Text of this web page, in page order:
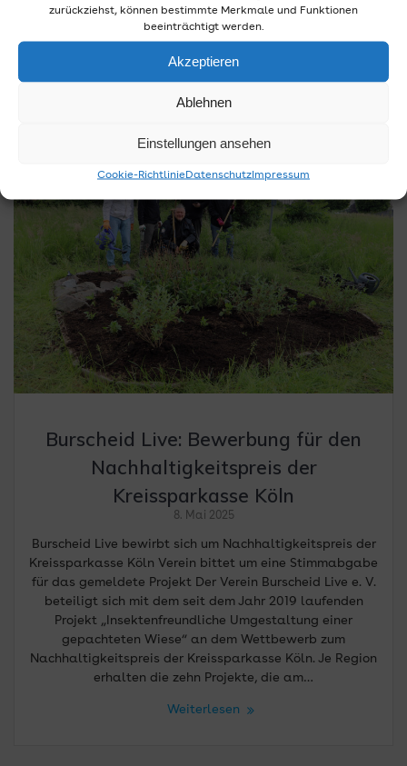
zurückziehst, können bestimmte Merkmale und Funktionen
beeinträchtigt werden.
Akzeptieren
Ablehnen
Einstellungen ansehen
Cookie-RichtlinieDatenschutzImpressum
freuen sich die Organisatoren des Vereins „Burscheid
Live“ darauf, den Besuchern beim „7. Burscheider
Burscheid Live: Bewerbung für den
Nachhaltigkeitspreis der
Kreissparkasse Köln
8. Mai 2025
Burscheid Live bewirbt sich um Nachhaltigkeitspreis der
Kreissparkasse Köln Verein bittet um eine Stimmabgabe
für das gemeldete Projekt Der Verein Burscheid Live e. V.
beteiligt sich mit dem seit dem Jahr 2019 laufenden
Projekt „Insektenfreundliche Umgestaltung einer
gepachteten Wiese“ an dem Wettbewerb zum
Nachhaltigkeitspreis der Kreissparkasse Köln. Je Region
erhalten die zehn Projekte, die am…
Weiterlesen